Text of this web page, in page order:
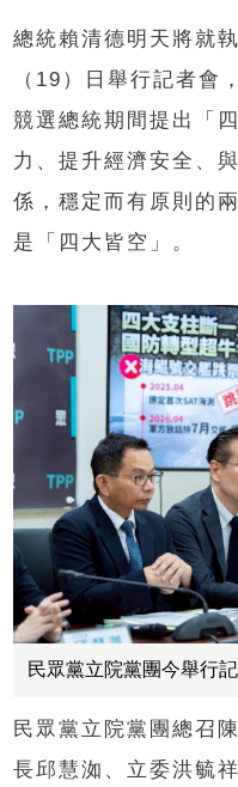
總統賴清德明天將就
（19）日舉行記者會
競選總統期間提出「
力、提升經濟安全、
係，穩定而有原則的
是「四大皆空」。
民眾黨立院黨團今舉行
民眾黨立院黨團總召
長邱慧洳、立委洪毓